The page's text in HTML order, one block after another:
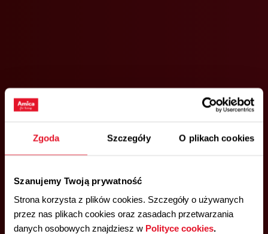
Zgoda Szczegóły O plikach cookies
Szanujemy Twoją prywatność
Strona korzysta z plików cookies. Szczegóły o używanych
przez nas plikach cookies oraz zasadach przetwarzania
danych osobowych znajdziesz w Polityce cookies.